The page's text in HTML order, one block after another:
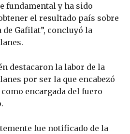
fundamental y ha sido
el resultado país sobre
Gafilat”, concluyó la
destacaron la labor de la
por ser la que encabezó
encargada del fuero
fue notificado de la